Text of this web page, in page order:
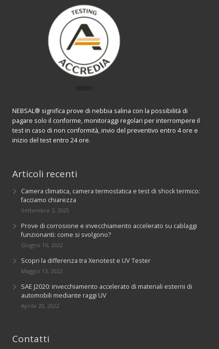
NEBSAL® significa prove di nebbia salina con la possibilità di
pagare solo il conforme, monitoraggi regolari per interrompere il
test in caso di non conformità, invio del preventivo entro 4 ore e
inizio del test entro 24 ore.
Articoli recenti
Camera climatica, camera termostatica e test di shock termico:
facciamo chiarezza
Settembre 2, 2025
Prove di corrosione e invecchiamento accelerato su cablaggi
funzionanti: come si svolgono?
Giugno 10, 2022
Scopri la differenza tra Xenotest e UV Tester
Maggio 13, 2022
SAE J2020: invecchiamento accelerato di materiali esterni di
automobili mediante raggi UV
Aprile 20, 2022
Contatti